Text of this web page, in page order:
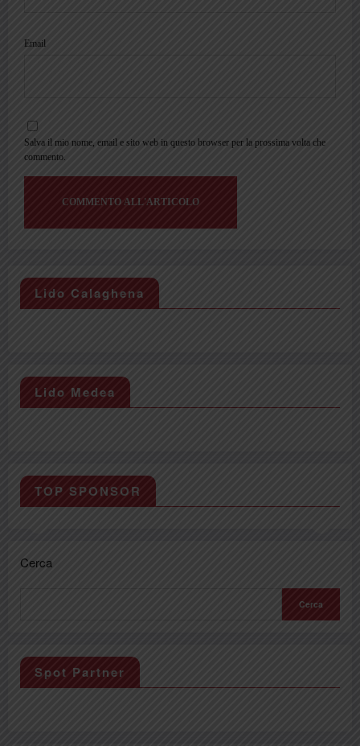
Email
Salva il mio nome, email e sito web in questo browser per la prossima volta che
commento.
Lido Calaghena
Lido Medea
TOP SPONSOR
Cerca
Cerca
Spot Partner